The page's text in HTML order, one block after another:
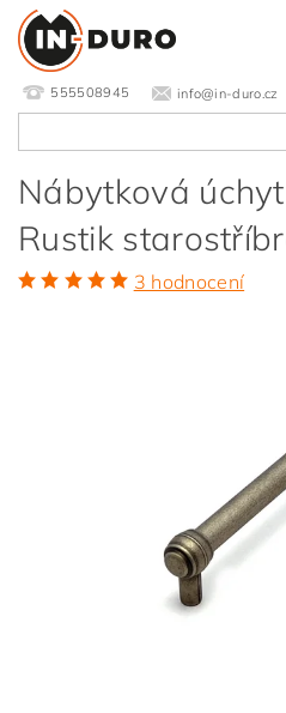
555508945 info@in-duro.cz
Nábytková
Rustik
3 hodnocení